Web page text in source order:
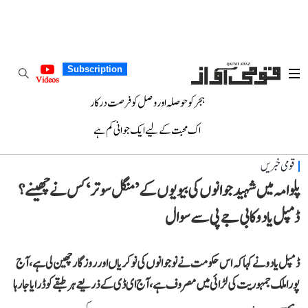
Subscription
Videos
ہجر کو حوصلہ اور وصل کو فرصت درکار
اک محبت کے لیے ایک جوانی کم ہے
قومی خبریں
پلوامہ میں شہید جوانوں کی بیویوں کے ’منگل سوتر‘ کس نے چھینے؟
ڈمپل یادو کا بی جے پی سے سوال
ڈمپل یادو نے کہا کہ اس حکومت نے نوجوانوں کی نوکریاں اور روزگار چھین لی ہے، آج
پورا ملک جمہوریت کی لڑائی میں مصروف ہے، آج ای ڈی کے ذریعے ہر طبقے کو ڈرایا جا رہا